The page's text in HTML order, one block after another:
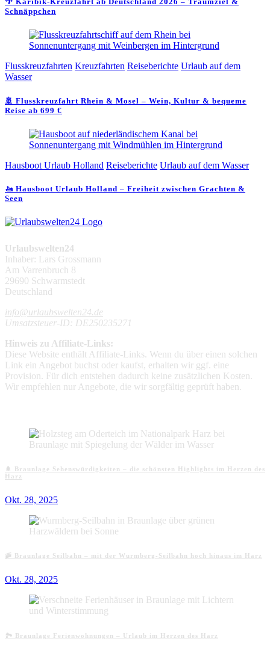
Schnäppchen
Flusskreuzfahrten Kreuzfahrten Reiseberichte Urlaub auf dem
Wasser
🚢 Flusskreuzfahrt Rhein & Mosel – Wein, Kultur & bequeme
Reise ab 699 €
Hausboot Urlaub Holland Reiseberichte Urlaub auf dem Wasser
🚤 Hausboot Urlaub Holland – Freiheit zwischen Grachten &
Seen
Urlaubswelten24
Inhaber: Lars Grossmann
Am Varrenbruch 8
29690 Schwarmstedt
Deutschland
info@urlaubswelten24.de
Umsatzsteuer-ID: DE250235271
Hinweis zu Affiliate-Links:
Diese Website enthält Affiliate-Links. Wenn du über einen solchen
Link ein Angebot buchst oder kaufst, erhalten wir ggf. eine
Provision. Für dich entstehen dadurch keine zusätzlichen Kosten.
Wir empfehlen nur Angebote, die wir sorgfältig geprüft haben.
🌲 Braunlage Sehenswürdigkeiten – die schönsten Highlights im Herzen des
Harz
Okt. 28, 2025
🚠 Braunlage Seilbahn – mit der Wurmberg-Seilbahn hoch hinaus im Harz
Okt. 28, 2025
🏞️ Braunlage Ferienwohnungen – Urlaub im Herzen des Harz